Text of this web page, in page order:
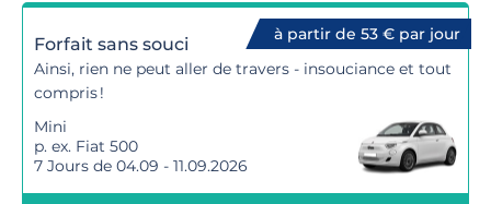
à partir de 53 € par jour
Forfait sans souci
Ainsi, rien ne peut aller de travers - insouciance et tout
compris !
Mini
p. ex. Fiat 500
7 Jours de 04.09 - 11.09.2026